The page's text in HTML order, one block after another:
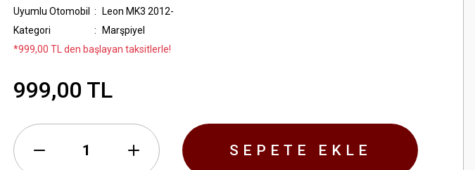
Uyumlu Otomobil
Leon MK3 2012-
Kategori
Marşpiyel
*999,00 TL den başlayan taksitlerle!
999,00 TL
SEPETE EKLE